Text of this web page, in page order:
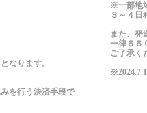
なります。
を行う決済手段で
※一部地
３～４日
また、発
一律６６
ご了承く